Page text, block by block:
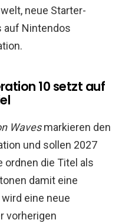
neue Starter-
auf Nintendos
10 setzt auf
Wavesmarkieren den
und sollen 2027
ordnen die Titel als
damit eine
eine neue
vorherigen